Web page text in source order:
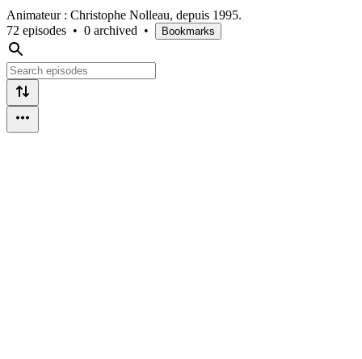
Animateur : Christophe Nolleau, depuis 1995.
72 episodes • 0 archived • Bookmarks